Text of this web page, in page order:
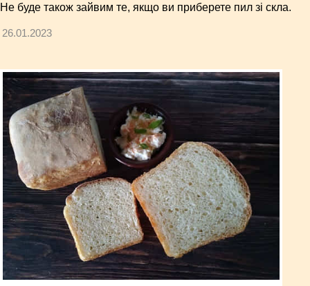
Не буде також зайвим те, якщо ви приберете пил зі скла.
26.01.2023